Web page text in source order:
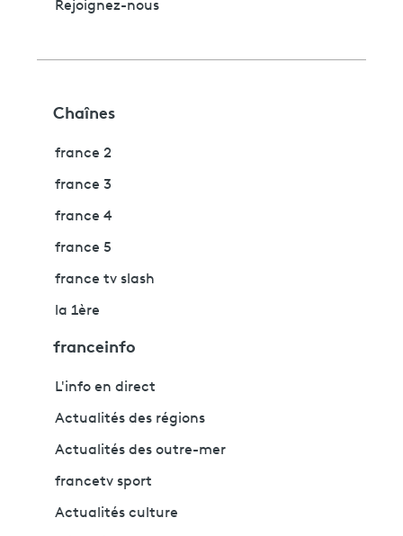
Rejoignez-nous
Chaînes
france 2
france 3
france 4
france 5
france tv slash
la 1ère
franceinfo
L'info en direct
Actualités des régions
Actualités des outre-mer
francetv sport
Actualités culture